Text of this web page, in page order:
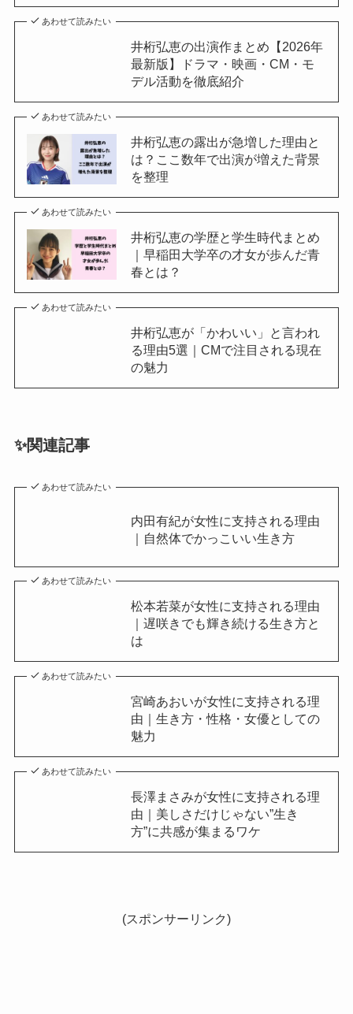
あわせて読みたい
井桁弘恵の出演作まとめ【2026年
最新版】ドラマ・映画・CM・モ
デル活動を徹底紹介
あわせて読みたい
井桁弘恵の露出が急増した理由と
は？ここ数年で出演が増えた背景
を整理
あわせて読みたい
井桁弘恵の学歴と学生時代まとめ
｜早稲田大学卒の才女が歩んだ青
春とは？
あわせて読みたい
井桁弘恵が「かわいい」と言われ
る理由5選｜CMで注目される現在
の魅力
✨関連記事
あわせて読みたい
内田有紀が女性に支持される理由
｜自然体でかっこいい生き方
あわせて読みたい
松本若菜が女性に支持される理由
｜遅咲きでも輝き続ける生き方と
は
あわせて読みたい
宮崎あおいが女性に支持される理
由｜生き方・性格・女優としての
魅力
あわせて読みたい
長澤まさみが女性に支持される理
由｜美しさだけじゃない”生き
方”に共感が集まるワケ
(スポンサーリンク)